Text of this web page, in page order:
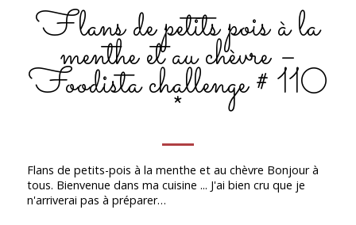
Flans de petits pois à la
menthe et au chèvre –
Foodista challenge # 110
*
Flans de petits-pois à la menthe et au chèvre Bonjour à
tous. Bienvenue dans ma cuisine ... J'ai bien cru que je
n'arriverai pas à préparer…